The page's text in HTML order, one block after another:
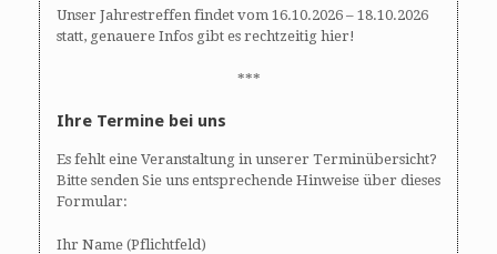
Unser Jahrestreffen findet vom 16.10.2026 – 18.10.2026
statt, genauere Infos gibt es rechtzeitig hier!
***
Ihre Termine bei uns
Es fehlt eine Veranstaltung in unserer Terminübersicht?
Bitte senden Sie uns entsprechende Hinweise über dieses
Formular:
Ihr Name (Pflichtfeld)